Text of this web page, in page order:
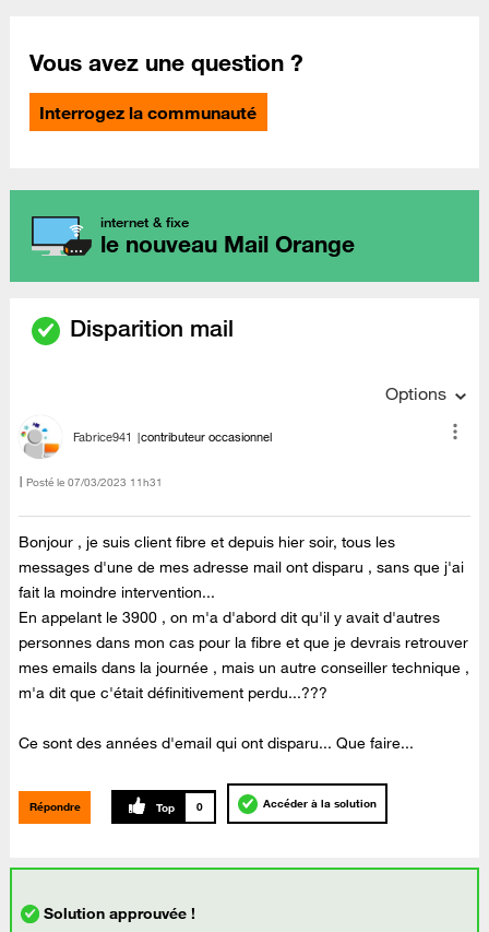
Vous avez une question ?
Interrogez la communauté
internet & fixe
le nouveau Mail Orange
Disparition mail
Options
Fabrice941 contributeur occasionnel
Posté le ‎07/03/2023 11h31
Bonjour , je suis client fibre et depuis hier soir, tous les
messages d'une de mes adresse mail ont disparu , sans que j'ai
fait la moindre intervention...
En appelant le 3900 , on m'a d'abord dit qu'il y avait d'autres
personnes dans mon cas pour la fibre et que je devrais retrouver
mes emails dans la journée , mais un autre conseiller technique ,
m'a dit que c'était définitivement perdu...???
Ce sont des années d'email qui ont disparu... Que faire...
Répondre 0 Accéder à la solution